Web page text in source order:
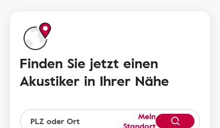
Finden Sie jetzt einen
Akustiker in Ihrer Nähe
Mein